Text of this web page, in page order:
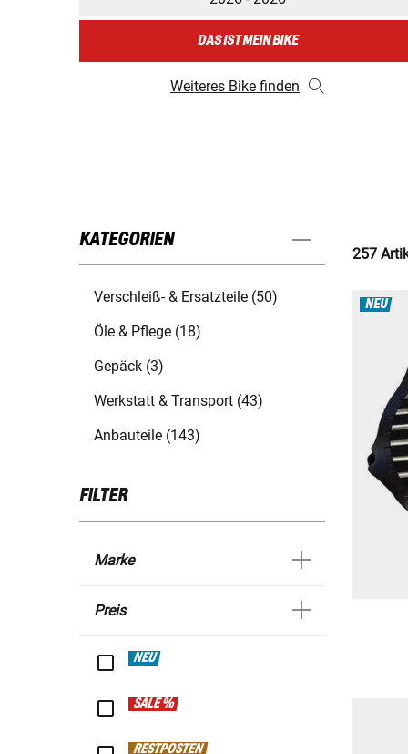
DAS IST MEIN BIKE
Weiteres Bike finden
KATEGORIEN
Verschleiß- & Ersatzteile (50)
Öle & Pflege (18)
Gepäck (3)
Werkstatt & Transport (43)
Anbauteile (143)
FILTER
Marke
Preis
NEU
SALE %
RESTPOSTEN
257
NEU